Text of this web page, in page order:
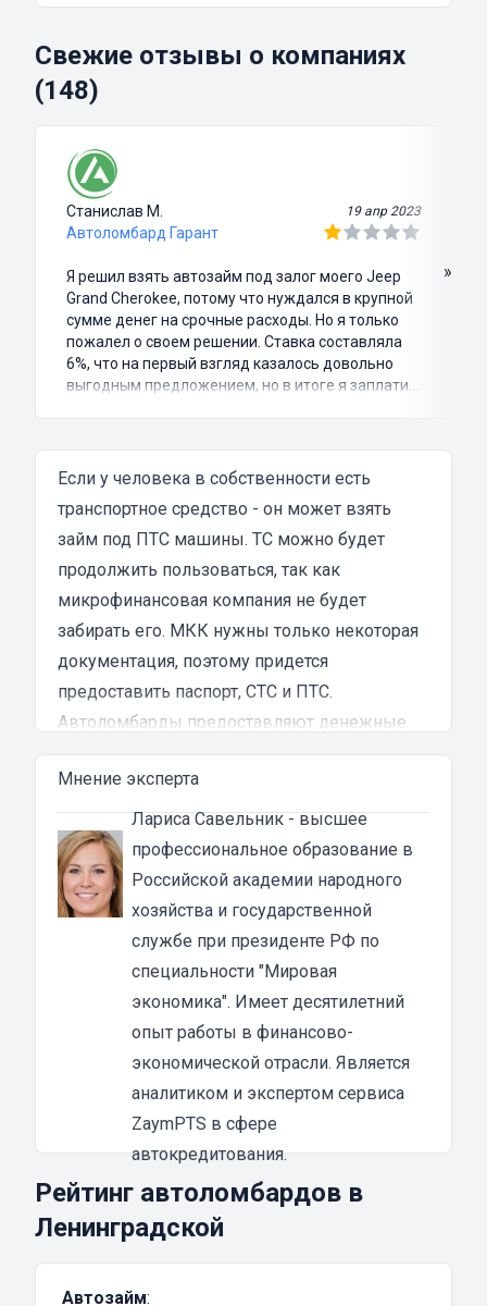
Свежие отзывы о компаниях
(148)
Станислав М. 19 апр 2023
Автоломбард Гарант
Я решил взять автозайм под залог моего Jeep
Grand Cherokee, потому что нуждался в крупной
сумме денег на срочные расходы. Но я только
пожалел о своем решении. Ставка составляла
6%, что на первый взгляд казалось довольно
выгодным предложением, но в итоге я заплатил
затянутым и занял много времени и усилий.
Никакого профессионализма и
Разочарование и раздражение - это все, что я
испытал в результате этого кредита...
»
Если у человека в собственности есть
транспортное средство - он может взять
займ под ПТС машины. ТС можно будет
продолжить пользоваться, так как
микрофинансовая компания не будет
забирать его. МКК нужны только некоторая
документация, поэтому придется
предоставить паспорт, СТС и ПТС.
Автоломбарды предоставляют денежные
средства на различные потребительские
нужды. Человек может тратить деньги на
любые нужды. Кредитора не будет
интересовать, на какие цели клиент потратит
полученный займ.
Как оформить займ под залог авто онлайн
Займ под залог ПТС сможет выручить
человека в любой ситуации. Для того чтобы
взять кредит, необходимо найти
проверенную компанию. При выборе
компании следует обращать внимание на
процентную ставку, срок кредитования,
наличие скрытых комиссий и т.д.
Как оформить моментальный займ под авто
онлайн:
найти подходящее МКК и оставить заявку на
нашем сайте;
дождаться звонка финконсультанта и задать
Мнение эксперта
Лариса Савельник- высшее
профессиональное образование в
Российской академии народного
хозяйства и государственной
службе при президенте РФ по
специальности "Мировая
экономика". Имеет десятилетний
опыт работы в финансово-
экономической отрасли. Является
аналитиком и экспертом сервиса
ZaymPTS в сфере
автокредитования.
Рейтинг автоломбардов в
Ленинградской
Автозайм: